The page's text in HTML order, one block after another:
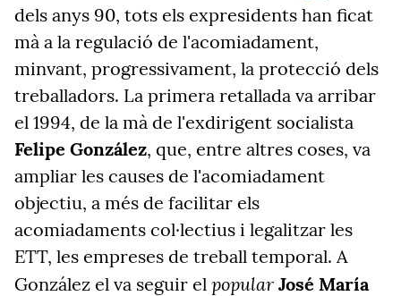
dels anys 90, tots els expresidents han ficat
mà a la regulació de l'acomiadament,
minvant, progressivament, la protecció dels
treballadors. La primera retallada va arribar
el 1994, de la mà de l'exdirigent socialista
Felipe González, que, entre altres coses, va
ampliar les causes de l'acomiadament
objectiu, a més de facilitar els
acomiadaments col·lectius i legalitzar les
ETT, les empreses de treball temporal. A
González el va seguir el popular José María